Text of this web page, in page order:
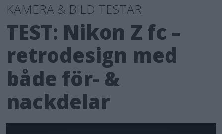
KAMERA & BILD TESTAR
TEST: Nikon Z fc –
retrodesign med
både för- &
nackdelar